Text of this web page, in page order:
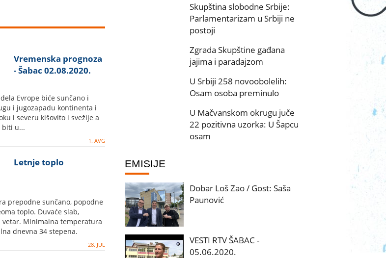
Vremenska prognoza
- Šabac 02.08.2020.
Evrope biće sunčano i
i jugozapadu kontinenta i
i severu kišovito i svežije a
biti u...
1. AVG
Letnje toplo
prepodne sunčano, popodne
toplo. Duvaće slab,
vetar. Minimalna temperatura
dnevna 34 stepena.
28. JUL
Skupština slobodne Srbije:
Parlamentarizam u Srbiji ne
postoji
Zgrada Skupštine gađana
jajima i paradajzom
U Srbiji 258 novoobolelih:
Osam osoba preminulo
U Mačvanskom okrugu juče
22 pozitivna uzorka: U Šapcu
osam
EMISIJE
Dobar Loš Zao / Gost: Saša
Paunović
VESTI RTV ŠABAC -
05.06.2020.